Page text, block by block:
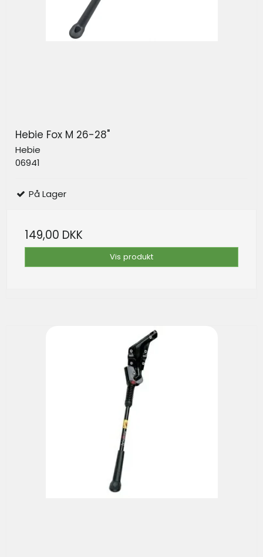
Hebie Fox M 26-28"
Hebie
06941
På Lager
149,00 DKK
Vis produkt